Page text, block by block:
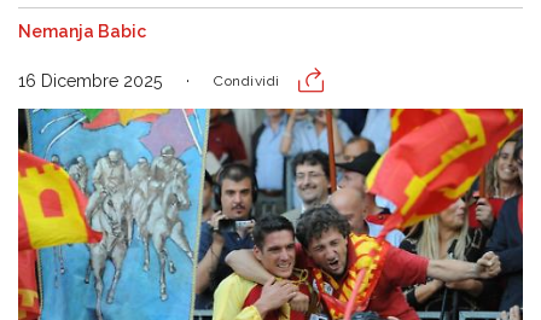
Nemanja Babic
16 Dicembre 2025 Condividi